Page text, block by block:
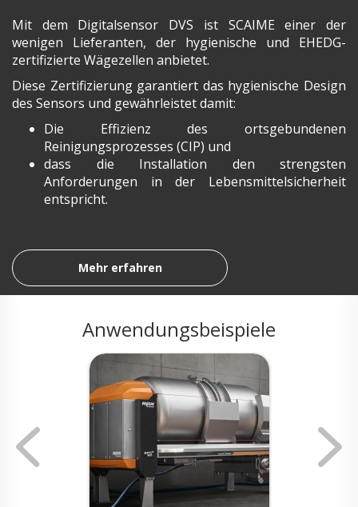
Mit dem Digitalsensor DVS ist SCAIME einer der
wenigen Lieferanten, der hygienische und EHEDG-
zertifizierte Wägezellen anbietet.
Diese Zertifizierung garantiert das hygienische Design
des Sensors und gewährleistet damit:
Die Effizienz des ortsgebundenen
Reinigungsprozesses (CIP) und
dass die Installation den strengsten
Anforderungen in der Lebensmittelsicherheit
entspricht.
Mehr erfahren
Anwendungsbeispiele